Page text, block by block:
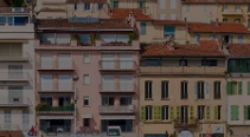
palvelun huoneistot
ja tulevat hotellit